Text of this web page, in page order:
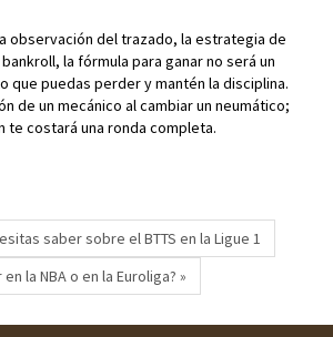
observación del trazado, la estrategia de
la fórmula para ganar no será un
que puedas perder y mantén la disciplina.
de un mecánico al cambiar un neumático;
te costará una ronda completa.
saber sobre el BTTS en la Ligue 1
la NBA o en la Euroliga? »